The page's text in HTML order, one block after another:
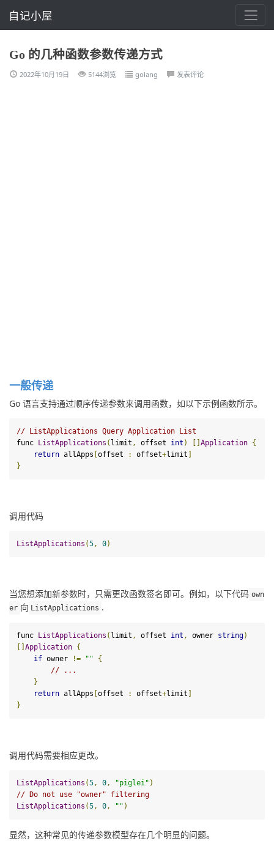
自记小屋
Go 的几种函数参数传递方式
2022年10月19日 5144浏览 golang 发表评论
一般传递
Go 语言支持通过顺序传递参数来调用函数，如以下示例函数所示。
// ListApplications Query Application List
func
ListApplications ( limit , offset int ) Application {
return allApps offset : offset+limit
}
调用代码
ListApplications (5, 0)
当您想添加新参数时，只需更改函数签名即可。例如，以下代码 own
er 向 ListApplications .
func ListApplications ( limit , offset int , owner string)
[] Application {
if owner != ""
{
// ...
}
return allApps [offset : offset+limit ]
}
调用代码需要相应更改。
ListApplications (5, 0, "piglei" )
// Do not use "owner" filtering
ListApplications (5, 0, "" )
显然，这种常见的传递参数模型存在几个明显的问题。